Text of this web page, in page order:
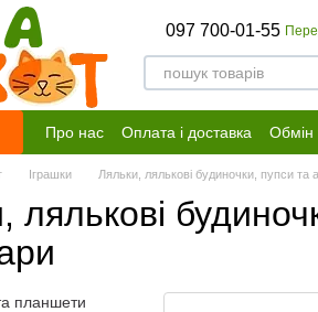
контенту
097 700-01-55
Про нас Оплата і доставка Обмін
Договір публічної оферти
Іграшки Ляльки, лялькові будиночки, пупси та
лялькові
планшети